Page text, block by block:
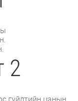
2
гүйлтийн цанын